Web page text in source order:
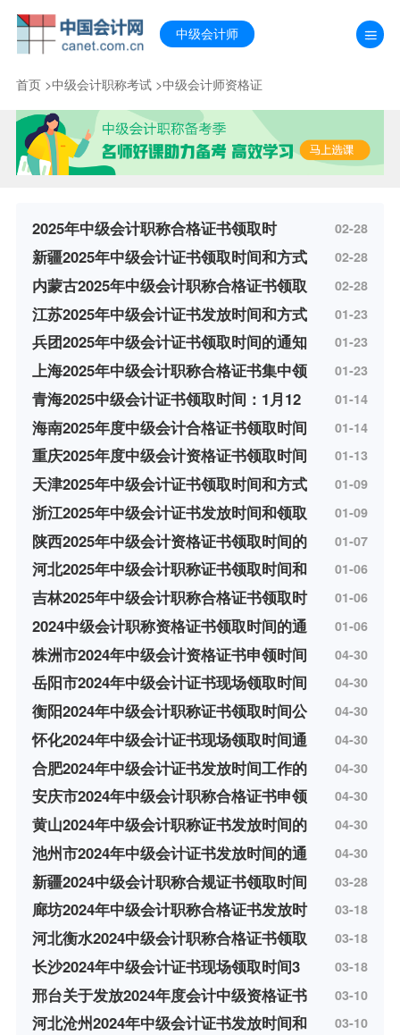
中级会计师
首页>中级会计职称考试>中级会计师资格证
2025年中级会计职称合格证书领取时 02-28
新疆2025年中级会计证书领取时间和方式 02-28
内蒙古2025年中级会计职称合格证书领取 02-28
江苏2025年中级会计证书发放时间和方式 01-23
兵团2025年中级会计证书领取时间的通知 01-23
上海2025年中级会计职称合格证书集中领 01-23
青海2025中级会计证书领取时间：1月12 01-14
海南2025年度中级会计合格证书领取时间 01-14
重庆2025年度中级会计资格证书领取时间 01-13
天津2025年中级会计证书领取时间和方式 01-09
浙江2025年中级会计证书发放时间和领取 01-09
陕西2025年中级会计资格证书领取时间的 01-07
河北2025年中级会计职称证书领取时间和 01-06
吉林2025年中级会计职称合格证书领取时 01-06
2024中级会计职称资格证书领取时间的通 01-06
株洲市2024年中级会计资格证书申领时间 04-30
岳阳市2024年中级会计证书现场领取时间 04-30
衡阳2024年中级会计职称证书领取时间公 04-30
怀化2024年中级会计证书现场领取时间通 04-30
合肥2024年中级会计证书发放时间工作的 04-30
安庆市2024年中级会计职称合格证书申领 04-30
黄山2024年中级会计职称证书发放时间的 04-30
池州市2024年中级会计证书发放时间的通 04-30
新疆2024中级会计职称合规证书领取时间 03-28
廊坊2024年中级会计职称合格证书发放时 03-18
河北衡水2024中级会计职称合格证书领取 03-18
长沙2024年中级会计证书现场领取时间3 03-18
邢台关于发放2024年度会计中级资格证书 03-10
河北沧州2024年中级会计证书发放时间和 03-10